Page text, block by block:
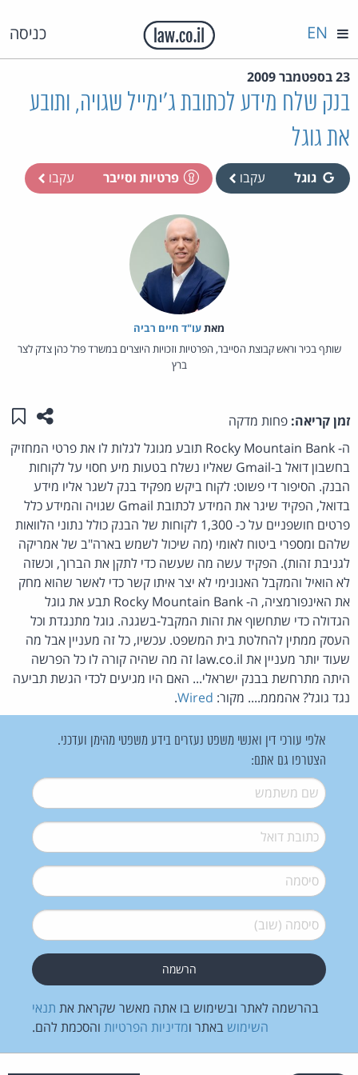
כניסה EN
23 בספטמבר 2009
בנק שלח מידע לכתובת ג'ימייל שגויה, ותובע
את גוגל
גוגל עקבו פרטיות וסייבר עקבו
מאת‏עו"ד חיים רביה
שותף בכיר וראש קבוצת הסייבר, הפרטיות וזכויות היוצרים במשרד פרל כהן צדק לצר
ברץ
זמן קריאה: פחות מדקה שתפו
ה- Rocky Mountain Bank תובע מגוגל לגלות לו את פרטי המחזיק
בחשבון דואל ב-Gmail שאליו נשלח בטעות מיע חסוי על לקוחות
הבנק. הסיפור די פשוט: לקוח ביקש מפקיד בנק לשגר אליו מידע
בדואל, הפקיד שיגר את המידע לכתובת Gmail שגויה והמידע כלל
פרטים חושפניים על כ- 1,300 לקוחות של הבנק כולל נתוני הלוואות
שלהם ומספרי ביטוח לאומי (מה שיכול לשמש בארה"ב של אמריקה
לגניבת זהות). הפקיד עשה מה שעשה כדי לתקן את הברוך, וכשזה
לא הואיל והמקבל האנונימי לא יצר איתו קשר כדי לאשר שהוא מחק
את האינפורמציה, ה- Rocky Mountain Bank תבע את גוגל
הגדולה כדי שתחשוף את זהות המקבל-בשגגה. גוגל מתנגדת וכל
העסק ממתין להחלטת בית המשפט. עכשיו, כל זה מעניין אבל מה
שעוד יותר מעניין את law.co.il זה מה שהיה קורה לו כל הפרשה
היתה מתרחשת בבנק ישראלי... האם היו מגיעים לכדי הגשת תביעה
נגד גוגל? אהמממ.... מקור: Wired
.
אלפי עורכי דין ואנשי משפט נעזרים בידע משפטי מהימן ועדכני.
הצטרפו גם אתם:
שם משתמש*
דואל*
סיסמה*
סיסמה (שוב)*
בהרשמה לאתר ובשימוש בו אתה מאשר שקראת את תנאי
השימוש באתר ומדיניות הפרטיות והסכמת להם.